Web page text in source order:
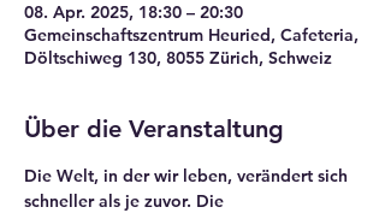
08. Apr. 2025, 18:30 – 20:30
Gemeinschaftszentrum Heuried, Cafeteria,
Döltschiweg 130, 8055 Zürich, Schweiz
Über die Veranstaltung
Die Welt, in der wir leben, verändert sich
schneller als je zuvor. Die